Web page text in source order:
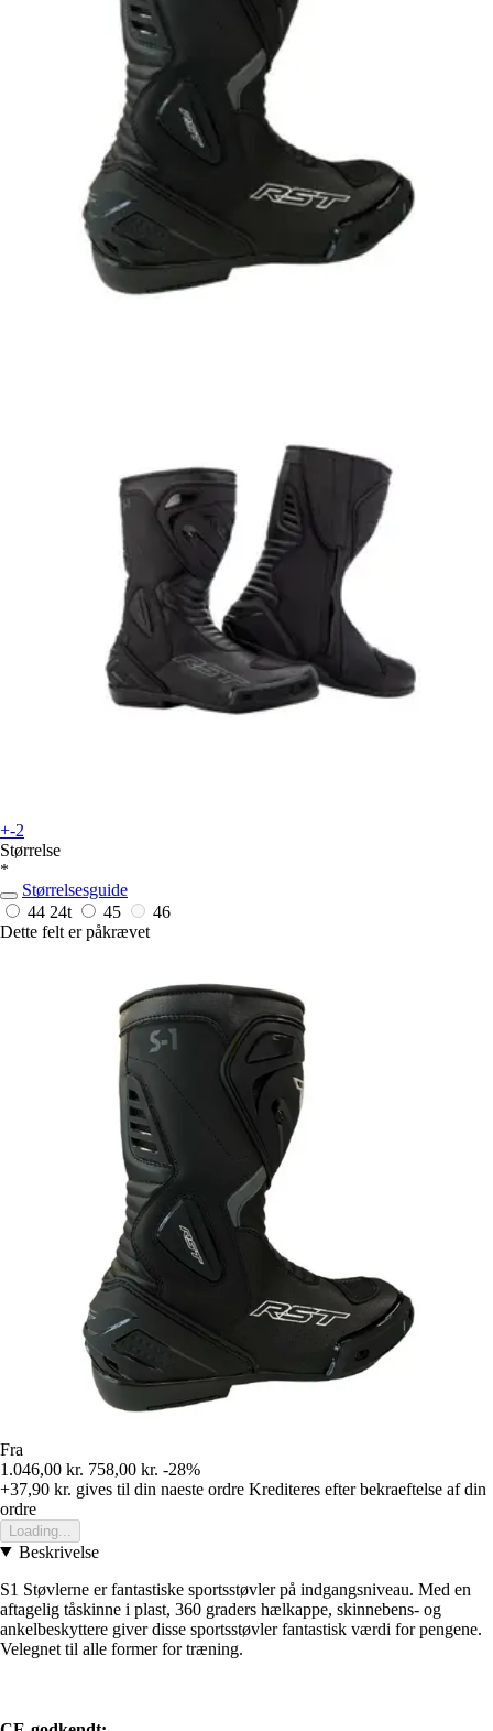
+-2
Størrelse
*
Størrelsesguide
44 24t 45
46
Dette felt er påkrævet
Fra
1.046,00 kr. 758,00 kr. -28%
+37,90 kr. gives til din naeste ordre Krediteres efter bekraeftelse af din
ordre
Loading...
Beskrivelse
S1 Støvlerne er fantastiske sportsstøvler på indgangsniveau. Med en
aftagelig tåskinne i plast, 360 graders hælkappe, skinnebens- og
ankelbeskyttere giver disse sportsstøvler fantastisk værdi for pengene.
Velegnet til alle former for træning.